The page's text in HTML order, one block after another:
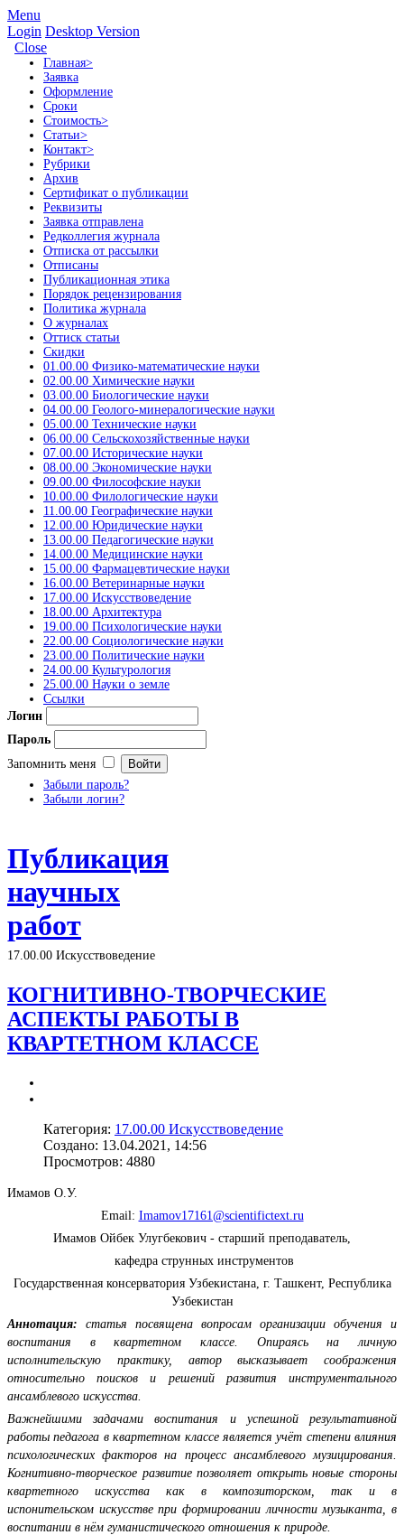
Menu
Login Desktop Version
Close
Главная>
Заявка
Оформление
Сроки
Стоимость>
Статьи>
Контакт>
Рубрики
Архив
Сертификат о публикации
Реквизиты
Заявка отправлена
Редколлегия журнала
Отписка от рассылки
Отписаны
Публикационная этика
Порядок рецензирования
Политика журнала
О журналах
Оттиск статьи
Скидки
01.00.00 Физико-математические науки
02.00.00 Химические науки
03.00.00 Биологические науки
04.00.00 Геолого-минералогические науки
05.00.00 Технические науки
06.00.00 Сельскохозяйственные науки
07.00.00 Исторические науки
08.00.00 Экономические науки
09.00.00 Философские науки
10.00.00 Филологические науки
11.00.00 Географические науки
12.00.00 Юридические науки
13.00.00 Педагогические науки
14.00.00 Медицинские науки
15.00.00 Фармацевтические науки
16.00.00 Ветеринарные науки
17.00.00 Искусствоведение
18.00.00 Архитектура
19.00.00 Психологические науки
22.00.00 Социологические науки
23.00.00 Политические науки
24.00.00 Культурология
25.00.00 Науки о земле
Ссылки
Логин
Пароль
Запомнить меня
Забыли пароль?
Забыли логин?
Публикация
научных
работ
17.00.00 Искусствоведение
КОГНИТИВНО-ТВОРЧЕСКИЕ
АСПЕКТЫ РАБОТЫ В
КВАРТЕТНОМ КЛАССЕ
Категория: 17.00.00 Искусствоведение
Создано: 13.04.2021, 14:56
Просмотров: 4880
Имамов О.У.
Email: Imamov17161@scientifictext.ru
Имамов Ойбек Улугбекович - старший преподаватель,
кафедра струнных инструментов
Государственная консерватория Узбекистана, г. Ташкент, Республика
Узбекистан
Аннотация: статья посвящена вопросам организации обучения и
воспитания в квартетном классе. Опираясь на личную
исполнительскую практику, автор высказывает соображения
относительно поисков и решений развития инструментального
ансамблевого искусства.
Важнейшими задачами воспитания и успешной результативной
работы педагога в квартетном классе является учёт степени влияния
психологических факторов на процесс ансамблевого музицирования.
Когнитивно-творческое развитие позволяет открыть новые стороны
квартетного искусства как в композиторском, так и в
испонительском искусстве при формировании личности музыканта, в
воспитании в нём гуманистического отношения к природе.